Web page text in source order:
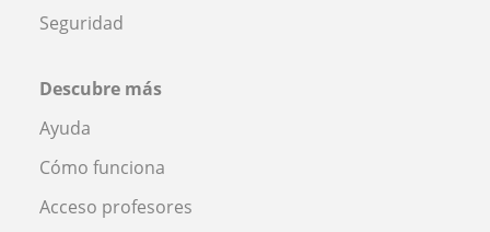
Seguridad
Descubre más
Ayuda
Cómo funciona
Acceso profesores